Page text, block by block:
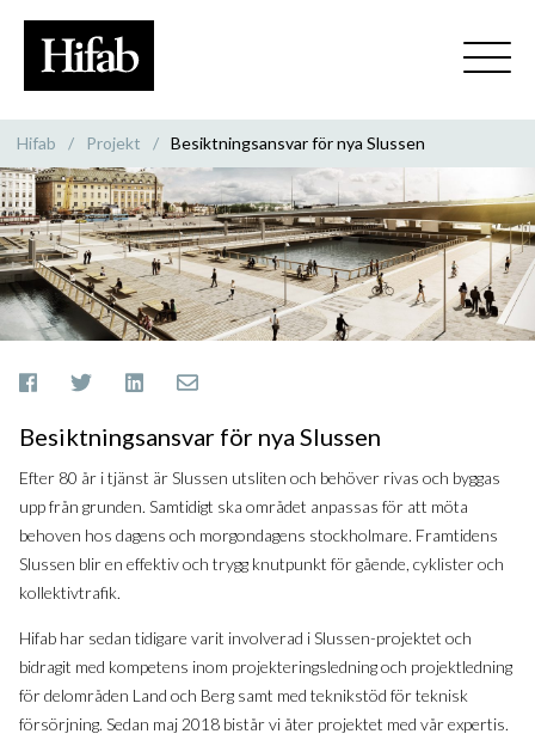
Hifab / Projekt / Besiktningsansvar för nya Slussen
Besiktningsansvar för nya Slussen
Efter 80 år i tjänst är Slussen utsliten och behöver rivas och byggas
upp från grunden. Samtidigt ska området anpassas för att möta
behoven hos dagens och morgondagens stockholmare. Framtidens
Slussen blir en effektiv och trygg knutpunkt för gående, cyklister och
kollektivtrafik.
Hifab har sedan tidigare varit involverad i Slussen-projektet och
bidragit med kompetens inom projekteringsledning och projektledning
för delområden Land och Berg samt med teknikstöd för teknisk
försörjning. Sedan maj 2018 bistår vi åter projektet med vår expertis.